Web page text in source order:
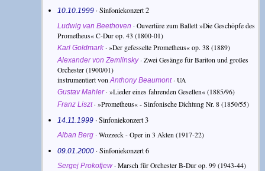
10.10.1999 · Sinfoniekonzert 2
Ludwig van Beethoven ·Ouvertüre zum Ballett »Die Geschöpfe des
Prometheus« C-Dur op. 43 (1800-01)
Karl Goldmark·»Der gefesselte Prometheus« op. 38 (1889)
Alexander von Zemlinsky·Zwei Gesänge für Bariton und großes
Orchester (1900/01)
instrumentiert vonAnthony Beaumont· UA
Gustav Mahler·»Lieder eines fahrenden Gesellen« (1885/96)
Franz Liszt·»Prometheus« - Sinfonische Dichtung Nr. 8 (1850/55)
14.11.1999 · Sinfoniekonzert 3
Alban Berg ·Wozzeck - Oper in 3 Akten (1917-22)
09.01.2000 · Sinfoniekonzert 6
Sergej Prokofjew ·Marsch für Orchester B-Dur op. 99 (1943-44)